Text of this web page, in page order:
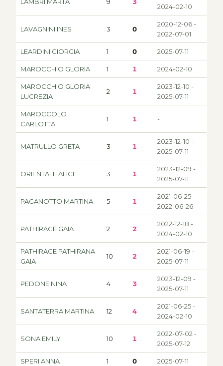
2024-02-10
LAVAGNINI INES 3 0
2020-12-06 -
2022-07-01
LEARDINI GIORGIA 1 0 2025-07-11
MAROCCHIO GLORIA 1 1 2024-02-10
MAROCCHIO GLORIA
LUCREZIA
2 1
2023-12-10 -
2025-07-11
MAROCCOLO
CARLOTTA
1 1 -
MATRULLO GRETA 3 1
2023-12-10 -
2025-07-11
ORIENTALE ALICE 3 1
2023-12-09 -
2025-07-11
PAGANOTTO MARTINA 5 1
2021-06-25 -
2022-06-26
PATHIRAGE GAIA 2 2
2022-12-18 -
2024-02-10
PATHIRAGE PATHIRANA
GAIA
10 2
2021-06-19 -
2025-07-11
PEDONE NINA 4 3
2023-12-09 -
2025-07-11
SANTATERRA MARTINA 12 4
2021-06-25 -
2024-02-10
SONA EMILY 10 1
2022-07-02 -
2025-07-12
SPERI ANNA 1 0 2025-07-11